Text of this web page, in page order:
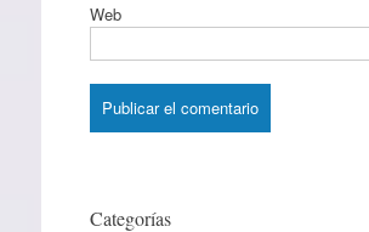
Web
Categorías